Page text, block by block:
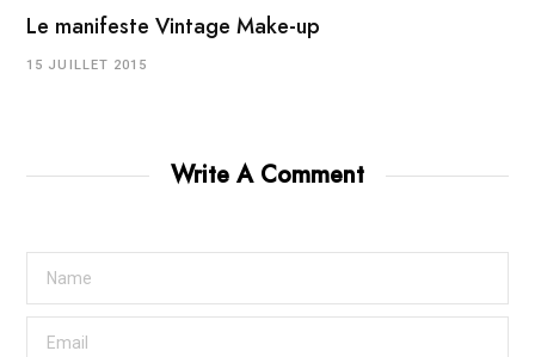
Le manifeste Vintage Make-up
15 JUILLET 2015
Write A Comment